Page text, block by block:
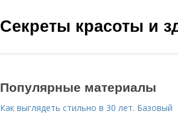
Секреты красоты и
Популярные материалы
Как выглядеть стильно в 30 лет. Базовый